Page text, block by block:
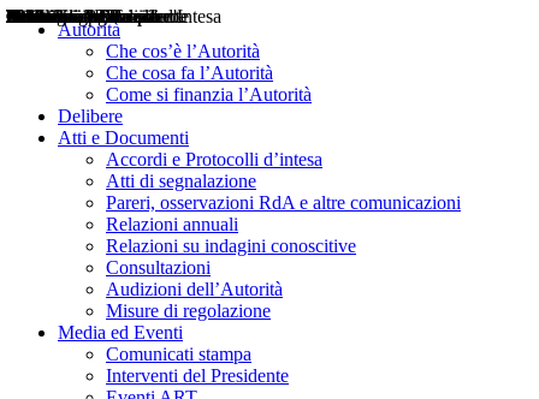
Autorità
Che cos’è l’Autorità
Che cosa fa l’Autorità
Come si finanzia l’Autorità
Delibere
Atti e Documenti
Accordi e Protocolli d’intesa
Atti di segnalazione
Pareri, osservazioni RdA e altre comunicazioni
Relazioni annuali
Relazioni su indagini conoscitive
Consultazioni
Audizioni dell’Autorità
Misure di regolazione
Media ed Eventi
Comunicati stampa
Interventi del Presidente
Delibere
Pareri
Consultazioni
Audizioni
Atti di Segnalazione
Accordi e Protocolli d'Intesa
Relazioni annuali
Misure di regolazione
Notizie
Comunicati Stampa
Bollettini ART
Convegni ART
Interviste del Presidente
Articoli in primo piano
Interventi del Presidente
2004
2005
2010
2013
2014
2015
2016
2017
2018
2019
202
2020
2021
2022
2023
2024
2025
2026
Aereo
Marittimo
Terrestre